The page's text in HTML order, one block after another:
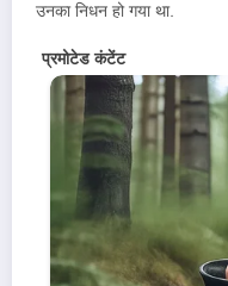
उनका निधन हो गया था.